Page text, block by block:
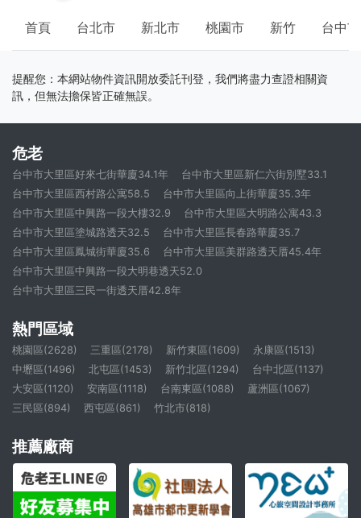
首頁 台北市 新北市 桃園市 新竹 台中市
提醒您：本網站物件資訊開放委託刊登，我們將盡力查證相關資
訊，但無法擔保皆正確無誤。
危老
台中市大里區好來七街華廈34.1年
台中市大里區新仁六街別墅33.1
台中市大里區西村路公寓58.5
台中市大里區向上街華廈35.3年
台中市大里區中興路一段大樓32.9
台中市大里區大明路公寓43.3
台中市大里區塗城路透天32.5
台中市大里區長春路華廈35.7
台中市大里區鳳城街華廈35.6
台中市大里區美群路透天厝45.4年
台中市大里區中興路一段大明巷透天52.0
台中市大里區三民一街透天厝42.8年
熱門區域
桃園區(2628) 三重區(2178) 新竹東區(1609)
永康區(1513)
中壢區(1496)
北屯區(1453) 新竹北區(1294)
台中北區(1137)
大安區(1120)
安南區(1118) 台南東區(1088)
蘆洲區(1067)
三民區(894)
西屯區(861) 竹北市(818)
推薦廠商